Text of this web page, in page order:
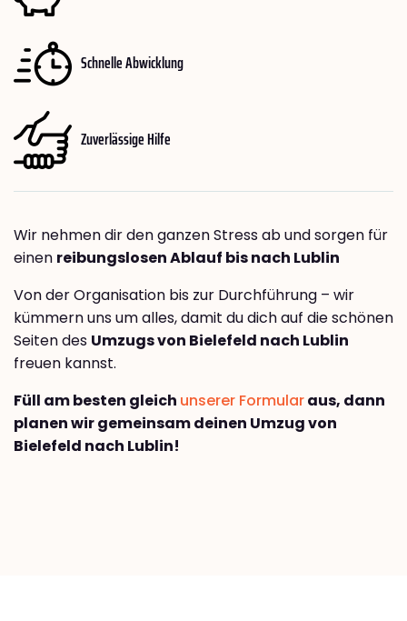
Schnelle Abwicklung
Zuverlässige Hilfe
Wir nehmen dir den ganzen Stress ab und sorgen für
einen reibungslosen Ablauf bis nach Lublin
Von der Organisation bis zur Durchführung – wir
kümmern uns um alles, damit du dich auf die schönen
Seiten des Umzugs von Bielefeld nach Lublin
freuen kannst.
Füll am besten gleich unserer Formularaus, dann
planen wir gemeinsam deinen Umzug von
Bielefeld nach Lublin!